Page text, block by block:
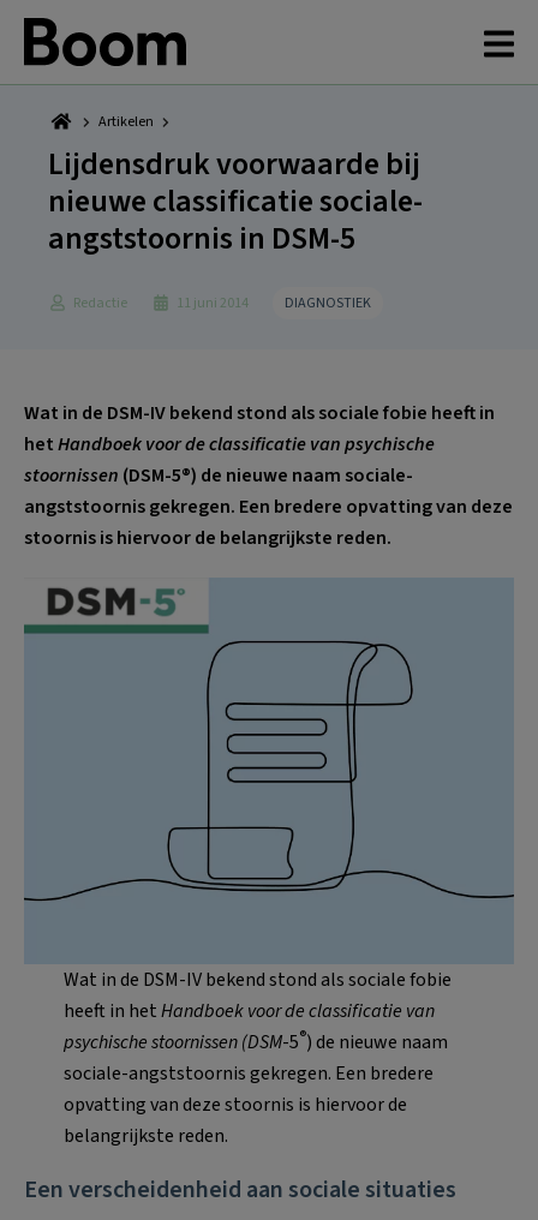
Spring
naar
hoofdnavigatie
Door
naar
hoofd
Spring
naar
eerste
sidebar
Spring
naar
voettekst
Artikelen
Lijdensdruk voorwaarde bij
nieuwe classificatie sociale-
angststoornis in DSM-5
Redactie 11 juni 2014 DIAGNOSTIEK
Wat in de DSM-IV bekend stond als sociale fobie heeft in
het ​Handboek voor de classificatie van psychische
stoornissen ​ ​(DSM-5®) ​de nieuwe naam sociale-
angststoornis gekregen. Een bredere opvatting van deze
stoornis is hiervoor de belangrijkste reden.
Wat in de DSM-IV bekend stond als sociale fobie
heeft in hetHandboek voor de classificatie van
psychische stoornissen(DSM-5®)de nieuwe naam
sociale-angststoornis gekregen. Een bredere
opvatting van deze stoornis is hiervoor de
belangrijkste reden.
Een verscheidenheid aan sociale situaties